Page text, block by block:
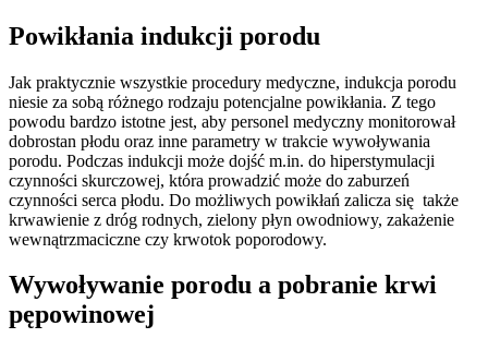
Powikłania indukcji porodu
Jak praktycznie wszystkie procedury medyczne, indukcja porodu
niesie za sobą różnego rodzaju potencjalne powikłania. Z tego
powodu bardzo istotne jest, aby personel medyczny monitorował
dobrostan płodu oraz inne parametry w trakcie wywoływania
porodu. Podczas indukcji może dojść m.in. do hiperstymulacji
czynności skurczowej, która prowadzić może do zaburzeń
czynności serca płodu. Do możliwych powikłań zalicza się także
krwawienie z dróg rodnych, zielony płyn owodniowy, zakażenie
wewnątrzmaciczne czy krwotok poporodowy.
Wywoływanie porodu a pobranie krwi
pępowinowej